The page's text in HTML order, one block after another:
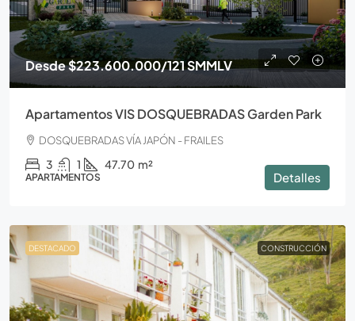
Desde$223.600.000/121 SMMLV
Apartamentos VIS DOSQUEBRADAS Garden Park
DOSQUEBRADAS VÍA JAPÓN - FRAILES
3 1 47.70 m²
APARTAMENTOS Detalles
DESTACADO CONSTRUCCIÓN